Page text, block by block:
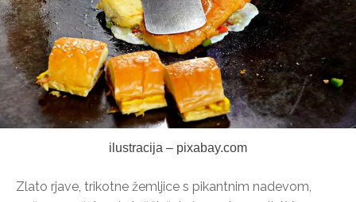
ilustracija – pixabay.com
Zlato rjave, trikotne žemljice s pikantnim nadevom,